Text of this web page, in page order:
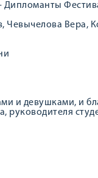
Дипломанты
Чевычелова Вера,
и девушками, и
руководителя